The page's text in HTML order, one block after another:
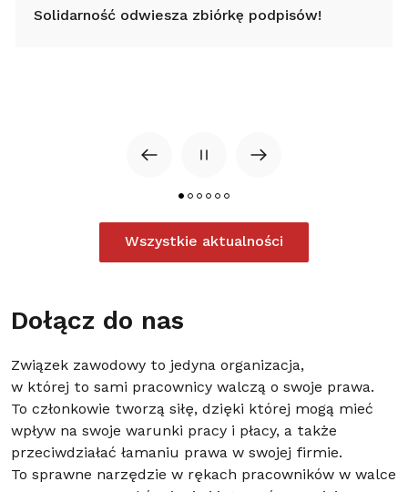
Solidarność odwiesza zbiórkę podpisów!
Wszystkie aktualności
Dołącz do nas
Związek zawodowy to jedyna organizacja,
w której to sami pracownicy walczą o swoje prawa.
To członkowie tworzą siłę, dzięki której mogą mieć
wpływ na swoje warunki pracy i płacy, a także
przeciwdziałać łamaniu prawa w swojej firmie.
To sprawne narzędzie w rękach pracowników w walce